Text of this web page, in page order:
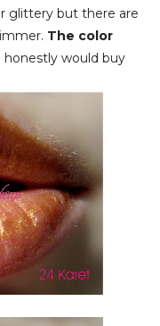
glittery but there are
The color
honestly would buy